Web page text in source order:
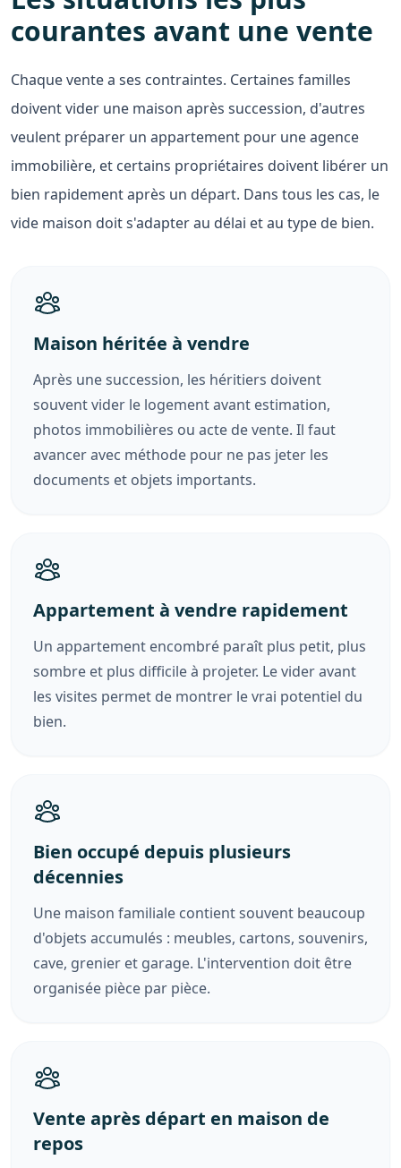
courantes avant une vente
Chaque vente a ses contraintes. Certaines familles
doivent vider une maison après succession, d'autres
veulent préparer un appartement pour une agence
immobilière, et certains propriétaires doivent libérer un
bien rapidement après un départ. Dans tous les cas, le
vide maison doit s'adapter au délai et au type de bien.
Maison héritée à vendre
Après une succession, les héritiers doivent
souvent vider le logement avant estimation,
photos immobilières ou acte de vente. Il faut
avancer avec méthode pour ne pas jeter les
documents et objets importants.
Appartement à vendre rapidement
Un appartement encombré paraît plus petit, plus
sombre et plus difficile à projeter. Le vider avant
les visites permet de montrer le vrai potentiel du
bien.
Bien occupé depuis plusieurs
décennies
Une maison familiale contient souvent beaucoup
d'objets accumulés : meubles, cartons, souvenirs,
cave, grenier et garage. L'intervention doit être
organisée pièce par pièce.
Vente après départ en maison de
repos